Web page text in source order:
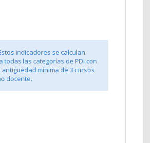
indicadores se calculan
todas las categorías de PDI con
antigüedad mínima de 3 cursos
docente.